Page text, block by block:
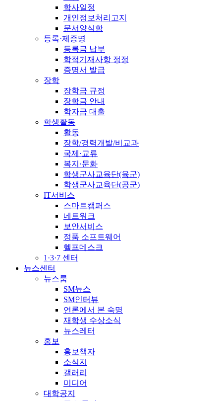
학사일정
개인정보처리고지
문서양식함
등록·제증명
등록금 납부
학적기재사항 정정
증명서 발급
장학
장학금 규정
장학금 안내
학자금 대출
학생활동
활동
장학/경력개발/비교과
국제·교류
복지·문화
학생군사교육단(육군)
학생군사교육단(공군)
IT서비스
스마트캠퍼스
네트워크
보안서비스
정품 소프트웨어
헬프데스크
1·3·7 센터
뉴스센터
뉴스룸
SM뉴스
SM인터뷰
언론에서 본 숙명
재학생 수상소식
뉴스레터
홍보
홍보책자
소식지
갤러리
미디어
대학공지